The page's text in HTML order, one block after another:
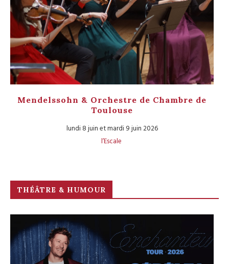
Mendelssohn & Orchestre de Chambre de
Toulouse
lundi 8 juin et mardi 9 juin 2026
l’Escale
THÉÂTRE & HUMOUR